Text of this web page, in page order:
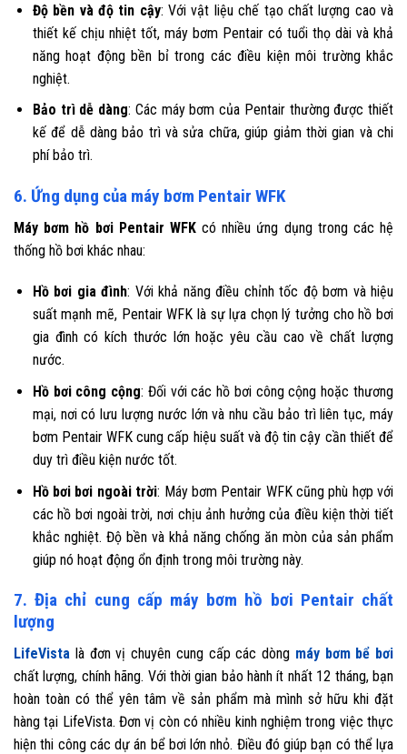
Độ bền và độ tin cậy: Với vật liệu chế tạo chất lượng cao và
thiết kế chịu nhiệt tốt, máy bơm Pentair có tuổi thọ dài và khả
năng hoạt động bền bỉ trong các điều kiện môi trường khắc
nghiệt.
Bảo trì dễ dàng: Các máy bơm của Pentair thường được thiết
kế để dễ dàng bảo trì và sửa chữa, giúp giảm thời gian và chi
phí bảo trì.
6. Ứng dụng của máy bơm Pentair WFK
Máy bơm hồ bơi Pentair WFKcó nhiều ứng dụng trong các hệ
thống hồ bơi khác nhau:
Hồ bơi gia đình: Với khả năng điều chỉnh tốc độ bơm và hiệu
suất mạnh mẽ, Pentair WFK là sự lựa chọn lý tưởng cho hồ bơi
gia đình có kích thước lớn hoặc yêu cầu cao về chất lượng
nước.
Hồ bơi công cộng: Đối với các hồ bơi công cộng hoặc thương
mại, nơi có lưu lượng nước lớn và nhu cầu bảo trì liên tục, máy
bơm Pentair WFK cung cấp hiệu suất và độ tin cậy cần thiết để
duy trì điều kiện nước tốt.
Hồ bơi bơi ngoài trời: Máy bơm Pentair WFK cũng phù hợp với
các hồ bơi ngoài trời, nơi chịu ảnh hưởng của điều kiện thời tiết
khắc nghiệt. Độ bền và khả năng chống ăn mòn của sản phẩm
giúp nó hoạt động ổn định trong môi trường này.
7. Địa chỉ cung cấp máy bơm hồ bơi Pentair chất
lượng
LifeVista là đơn vị chuyên cung cấp các dòng máy bơm bể bơi
chất lượng, chính hãng. Với thời gian bảo hành ít nhất 12 tháng, bạn
hoàn toàn có thể yên tâm về sản phẩm mà mình sở hữu khi đặt
hàng tại LifeVista. Đơn vị còn có nhiều kinh nghiệm trong việc thực
hiện thi công các dự án bể bơi lớn nhỏ. Điều đó giúp bạn có thể lựa